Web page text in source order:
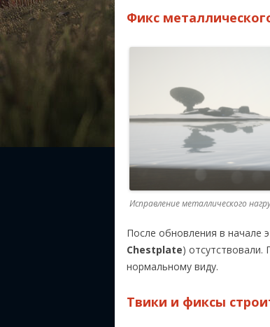
Фикс
Исправление металлического
После обновления в начале
Chestplate) отсутствовали.
нормальному виду.
Твики и фиксы